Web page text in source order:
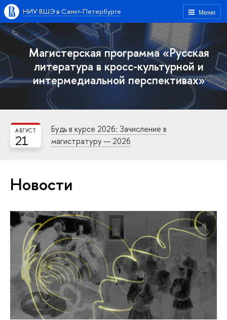
Меню
НИУ ВШЭ в Санкт-Петербурге
Магистерская программа «Русская
литература в кросс-культурной и
интермедиальной перспективах»
21
АВГУСТ
Будь в курсе 2026: Зачисление в
магистратуру — 2026
Новости